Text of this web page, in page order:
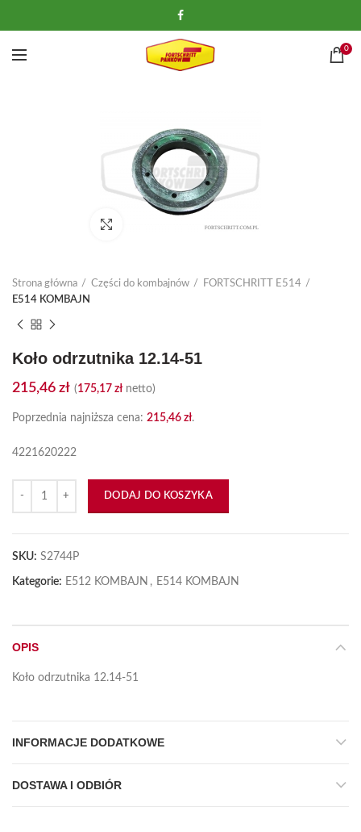
0
Kliknij, aby powiększyć
Strona główna Części do kombajnów
FORTSCHRITT E514
E514 KOMBAJN
Koło odrzutnika 12.14-51
215,46 zł (175,17 złnetto)
Poprzednia najniższa cena: 215,46 zł.
4221620222
DODAJ DO KOSZYKA
SKU: S2744P
Kategorie: E512 KOMBAJN , E514 KOMBAJN
OPIS
Koło odrzutnika 12.14-51
INFORMACJE DODATKOWE
DOSTAWA I ODBIÓR